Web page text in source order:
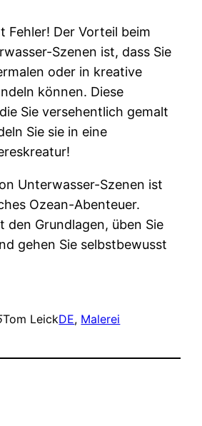
Fehler! Der Vorteil beim
Szenen ist, dass Sie
oder in kreative
können. Diese
Sie versehentlich gemalt
Sie sie in eine
Unterwasser-Szenen ist
Ozean-Abenteuer.
den Grundlagen, üben Sie
gehen Sie selbstbewusst
Tom LeickDE, Malerei